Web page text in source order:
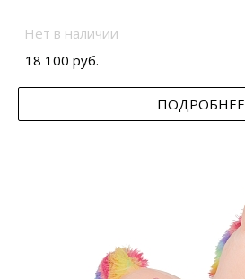
Нет в наличии
18 100 руб.
ПОДРОБНЕЕ